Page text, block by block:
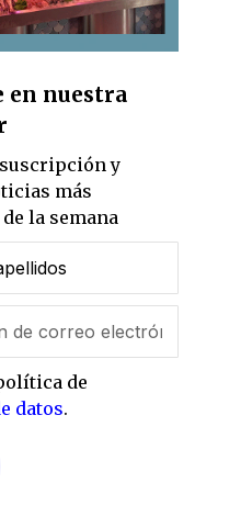
en nuestra
y
más
la semana
de
datos.